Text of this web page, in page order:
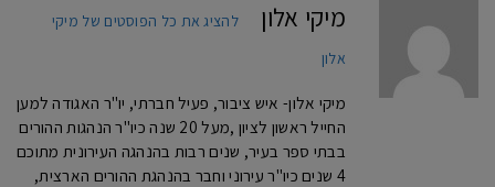
מיקי אלון
להציג את כל הפוסטים של מיקי
אלון
מיקי אלון- איש ציבור, פעיל חברתי, יו"ר האגודה למען
החייל ראשון לציון ,מעל 20 שנה כיו"ר הנהגות ההורים
בבתי ספר בעיר, שנים רבות בהנהגה העירונית מתוכם
4 שנים כיו"ר עירוני וחבר בהנהגת ההורים הארצית,